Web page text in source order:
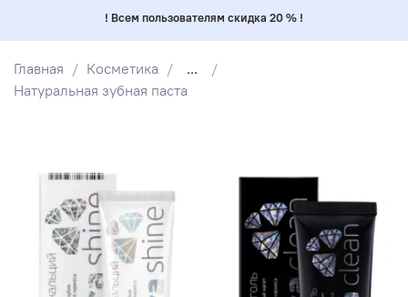
! Всем пользователям скидка 20 % !
Главная Косметика
...
Натуральная зубная паста